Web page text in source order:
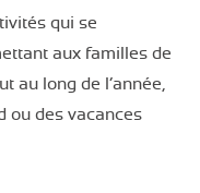
qui se
aux familles de
au long de l’année,
ou des vacances